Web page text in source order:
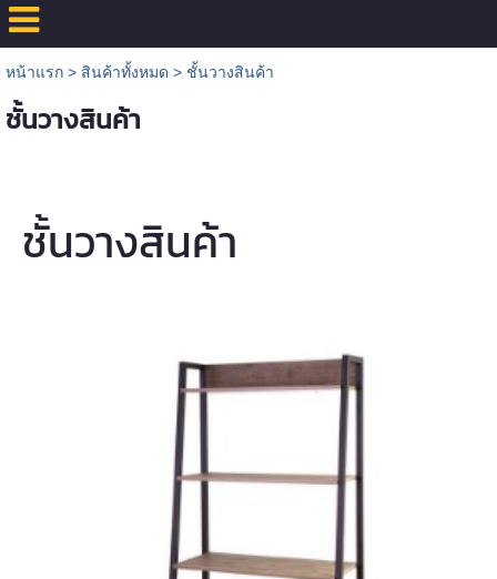
หน้าแรก> สินค้าทั้งหมด > ชั้นวางสินค้า
ชั้นวางสินค้า
ชั้นวางสินค้า